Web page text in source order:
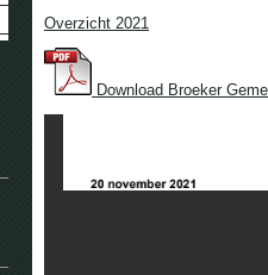
Overzicht 2021
Download Broeker